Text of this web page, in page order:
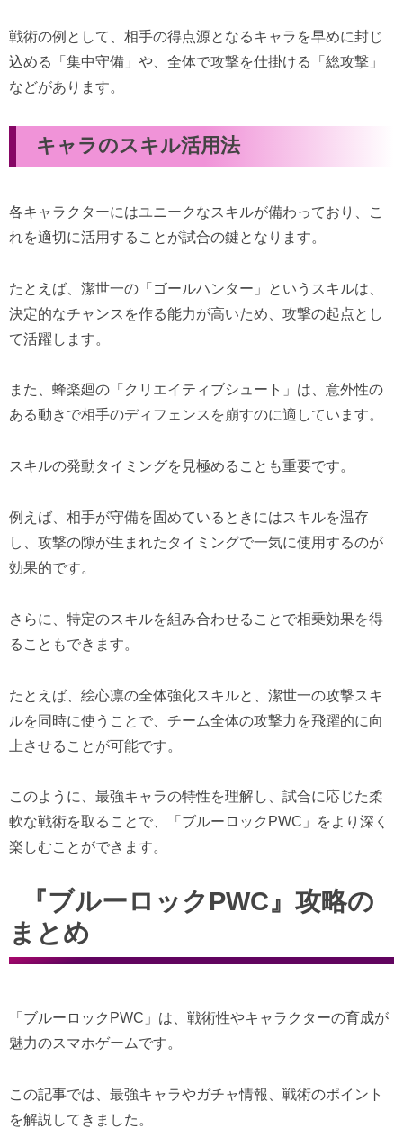
戦術の例として、相手の得点源となるキャラを早めに封じ
込める「集中守備」や、全体で攻撃を仕掛ける「総攻撃」
などがあります。
キャラのスキル活用法
各キャラクターにはユニークなスキルが備わっており、こ
れを適切に活用することが試合の鍵となります。
たとえば、潔世一の「ゴールハンター」というスキルは、
決定的なチャンスを作る能力が高いため、攻撃の起点とし
て活躍します。
また、蜂楽廻の「クリエイティブシュート」は、意外性の
ある動きで相手のディフェンスを崩すのに適しています。
スキルの発動タイミングを見極めることも重要です。
例えば、相手が守備を固めているときにはスキルを温存
し、攻撃の隙が生まれたタイミングで一気に使用するのが
効果的です。
さらに、特定のスキルを組み合わせることで相乗効果を得
ることもできます。
たとえば、絵心凛の全体強化スキルと、潔世一の攻撃スキ
ルを同時に使うことで、チーム全体の攻撃力を飛躍的に向
上させることが可能です。
このように、最強キャラの特性を理解し、試合に応じた柔
軟な戦術を取ることで、「ブルーロックPWC」をより深く
楽しむことができます。
『ブルーロックPWC』攻略の
まとめ
「ブルーロックPWC」は、戦術性やキャラクターの育成が
魅力のスマホゲームです。
この記事では、最強キャラやガチャ情報、戦術のポイント
を解説してきました。